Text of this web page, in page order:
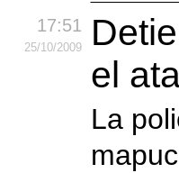
17:51
25/10/2009
el
La